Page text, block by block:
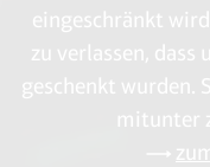
eingeschränkt
zu verlassen, dass
geschenkt wurden.
mitunter